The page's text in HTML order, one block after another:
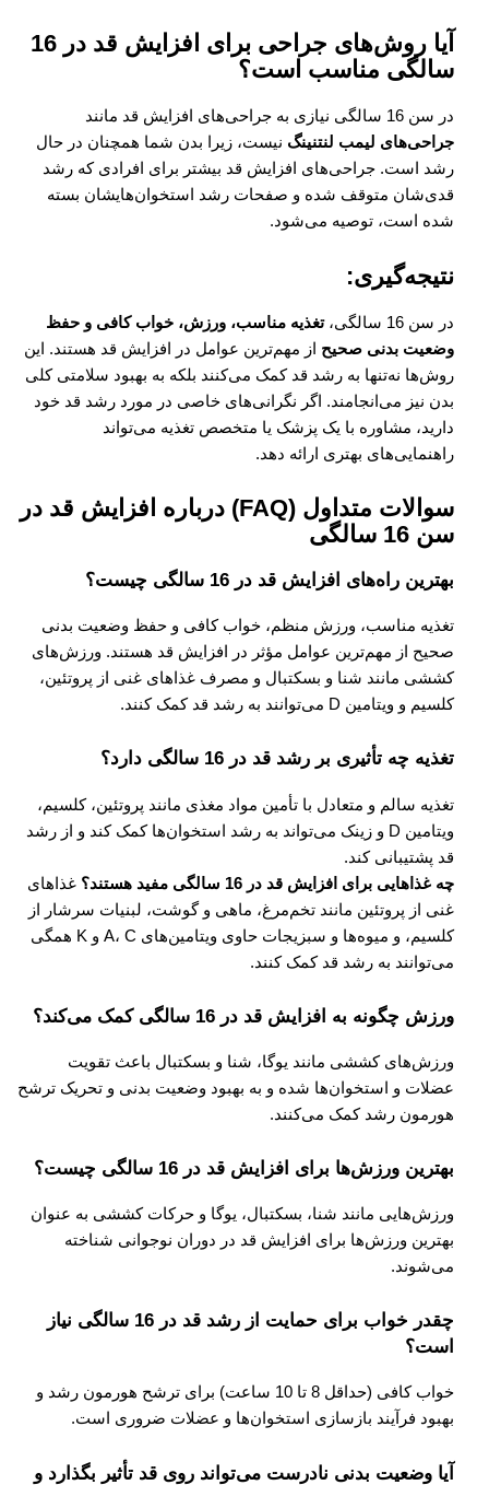
آیا روش‌های جراحی برای افزایش قد در 16
سالگی مناسب است؟
در سن 16 سالگی نیازی به جراحی‌های افزایش قد مانند
جراحی‌های لیمب لنتنینگنیست، زیرا بدن شما همچنان در حال
رشد است. جراحی‌های افزایش قد بیشتر برای افرادی که رشد
قدی‌شان متوقف شده و صفحات رشد استخوان‌هایشان بسته
شده است، توصیه می‌شود.
نتیجه‌گیری:
در سن 16 سالگی،
تغذیه مناسب، ورزش، خواب کافی و حفظ
وضعیت بدنی صحیحاز مهم‌ترین عوامل در افزایش قد هستند. این
روش‌ها نه‌تنها به رشد قد کمک می‌کنند بلکه به بهبود سلامتی کلی
بدن نیز می‌انجامند. اگر نگرانی‌های خاصی در مورد رشد قد خود
دارید، مشاوره با یک پزشک یا متخصص تغذیه می‌تواند
راهنمایی‌های بهتری ارائه دهد.
سوالات متداول (FAQ) درباره افزایش قد در
سن 16 سالگی
بهترین راه‌های افزایش قد در 16 سالگی چیست؟
تغذیه مناسب، ورزش منظم، خواب کافی و حفظ وضعیت بدنی
صحیح از مهم‌ترین عوامل مؤثر در افزایش قد هستند. ورزش‌های
کششی مانند شنا و بسکتبال و مصرف غذاهای غنی از پروتئین،
کلسیم و ویتامین D می‌توانند به رشد قد کمک کنند.
تغذیه چه تأثیری بر رشد قد در 16 سالگی دارد؟
تغذیه سالم و متعادل با تأمین مواد مغذی مانند پروتئین، کلسیم،
ویتامین D و زینک می‌تواند به رشد استخوان‌ها کمک کند و از رشد
قد پشتیبانی کند.
چه غذاهایی برای افزایش قد در 16 سالگی مفید هستند؟
غذاهای
غنی از پروتئین مانند تخم‌مرغ، ماهی و گوشت، لبنیات سرشار از
کلسیم، و میوه‌ها و سبزیجات حاوی ویتامین‌های A، C و K همگی
می‌توانند به رشد قد کمک کنند.
ورزش چگونه به افزایش قد در 16 سالگی کمک می‌کند؟
ورزش‌های کششی مانند یوگا، شنا و بسکتبال باعث تقویت
عضلات و استخوان‌ها شده و به بهبود وضعیت بدنی و تحریک ترشح
هورمون رشد کمک می‌کنند.
بهترین ورزش‌ها برای افزایش قد در 16 سالگی چیست؟
ورزش‌هایی مانند شنا، بسکتبال، یوگا و حرکات کششی به عنوان
بهترین ورزش‌ها برای افزایش قد در دوران نوجوانی شناخته
می‌شوند.
چقدر خواب برای حمایت از رشد قد در 16 سالگی نیاز
است؟
خواب کافی (حداقل 8 تا 10 ساعت) برای ترشح هورمون رشد و
بهبود فرآیند بازسازی استخوان‌ها و عضلات ضروری است.
آیا وضعیت بدنی نادرست می‌تواند روی قد تأثیر بگذارد و